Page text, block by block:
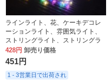
ラインライト、花、ケーキデコレ
ーションライト、雰囲気ライト、
ストリングライト、ストリングラ
イト、ギフトデコレーションライ
ト、屋外春祭りライト
428円 卸売り価格
451円
1 - 3営業日で出荷され